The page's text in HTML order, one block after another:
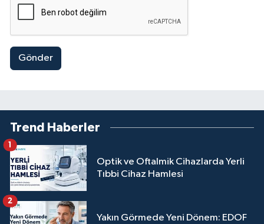
Gönder
Trend Haberler
Optik ve Oftalmik Cihazlarda Yerli
Tıbbi Cihaz Hamlesi
1
Yakın Görmede Yeni Dönem: EDOF
2